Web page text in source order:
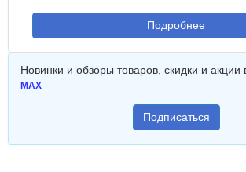
Подробнее
Новинки и обзоры товаров, скидки и
MAX
Подписаться